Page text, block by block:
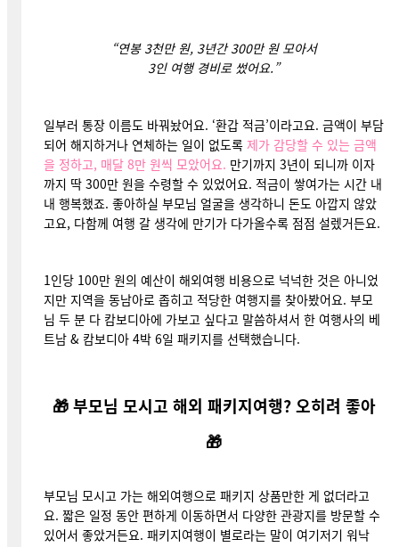
“연봉 3천만 원, 3년간 300만 원 모아서
3인 여행 경비로 썼어요.”
일부러 통장 이름도 바꿔놨어요. ‘환갑 적금’이라고요. 금액이 부담
되어 해지하거나 연체하는 일이 없도록 제가 감당할 수 있는 금액
을 정하고, 매달 8만 원씩 모았어요. 만기까지 3년이 되니까 이자
까지 딱 300만 원을 수령할 수 있었어요. 적금이 쌓여가는 시간 내
내 행복했죠. 좋아하실 부모님 얼굴을 생각하니 돈도 아깝지 않았
고요, 다함께 여행 갈 생각에 만기가 다가올수록 점점 설렜거든요.
1인당 100만 원의 예산이 해외여행 비용으로 넉넉한 것은 아니었
지만 지역을 동남아로 좁히고 적당한 여행지를 찾아봤어요. 부모
님 두 분 다 캄보디아에 가보고 싶다고 말씀하셔서 한 여행사의 베
트남 & 캄보디아 4박 6일 패키지를 선택했습니다.
🎁 부모님 모시고 해외 패키지여행? 오히려 좋아
🎁
부모님 모시고 가는 해외여행으로 패키지 상품만한 게 없더라고
요. 짧은 일정 동안 편하게 이동하면서 다양한 관광지를 방문할 수
있어서 좋았거든요. 패키지여행이 별로라는 말이 여기저기 워낙